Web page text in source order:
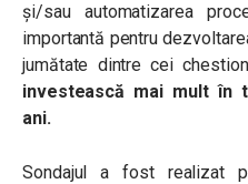
și/sau automatizarea
importantă pentru
jumătate dintre cei
investească mai mult în
ani.
Sondajul a fost realizat